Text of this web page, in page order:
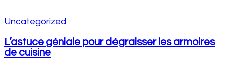
Uncategorized
L’astuce géniale pour dégraisser les armoires
de cuisine